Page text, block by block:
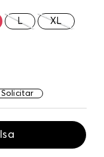
L XL
Solicitar